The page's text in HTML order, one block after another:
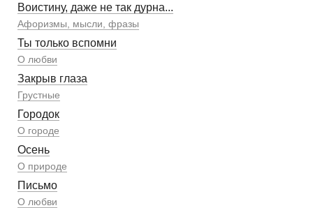
Воистину, даже не так дурна...
Афоризмы, мысли, фразы
Ты только вспомни
О любви
Закрыв глаза
Грустные
Городок
О городе
Осень
О природе
Письмо
О любви